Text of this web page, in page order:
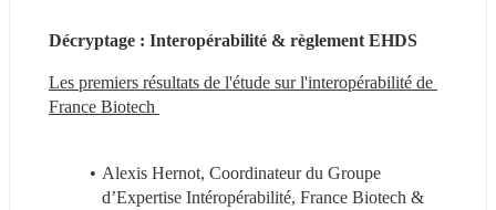
Décryptage : Interopérabilité & règlement EHDS
Les premiers résultats de l'étude sur l'interopérabilité de
France Biotech
Alexis Hernot, Coordinateur du Groupe
d’Expertise Intéropérabilité, France Biotech &